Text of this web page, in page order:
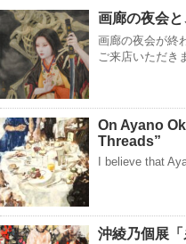
画廊の夜会
画廊の夜会が終
ご来店いただき
On Ayano
Threads”
I believe that
沖綾乃個展